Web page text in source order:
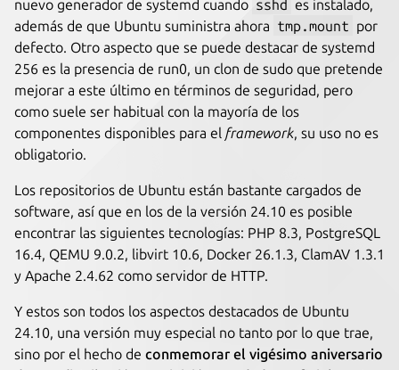
nuevo generador de systemd cuando sshd es instalado,
además de que Ubuntu suministra ahora tmp.mount por
defecto. Otro aspecto que se puede destacar de systemd
256 es la presencia de run0, un clon de sudo que pretende
mejorar a este último en términos de seguridad, pero
como suele ser habitual con la mayoría de los
componentes disponibles para el framework, su uso no es
obligatorio.
Los repositorios de Ubuntu están bastante cargados de
software, así que en los de la versión 24.10 es posible
encontrar las siguientes tecnologías: PHP 8.3, PostgreSQL
16.4, QEMU 9.0.2, libvirt 10.6, Docker 26.1.3, ClamAV 1.3.1
y Apache 2.4.62 como servidor de HTTP.
Y estos son todos los aspectos destacados de Ubuntu
24.10, una versión muy especial no tanto por lo que trae,
sino por el hecho de conmemorar el vigésimo aniversario